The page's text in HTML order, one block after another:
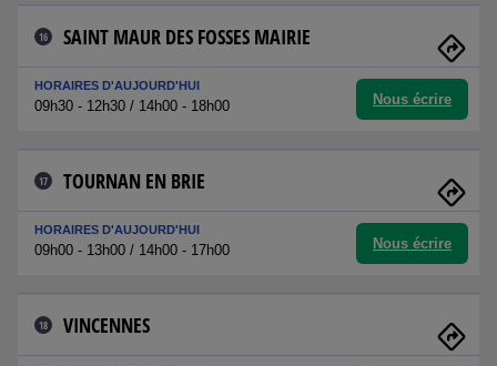
16 SAINT MAUR DES FOSSES MAIRIE
HORAIRES D'AUJOURD'HUI
09h30 - 12h30 / 14h00 - 18h00 Nous écrire
17 TOURNAN EN BRIE
HORAIRES D'AUJOURD'HUI
09h00 - 13h00 / 14h00 - 17h00 Nous écrire
18 VINCENNES